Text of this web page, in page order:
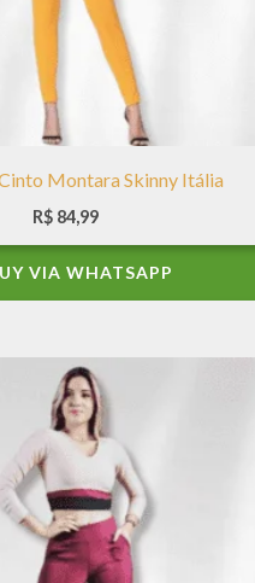
Montara Skinny Itália
R$ 84,99
VIA WHATSAPP